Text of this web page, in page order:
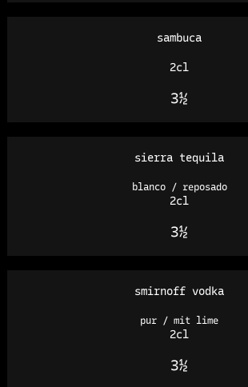
sambuca
2cl
3½
sierra tequila
blanco / reposado
2cl
3½
smirnoff vodka
pur / mit lime
2cl
3½